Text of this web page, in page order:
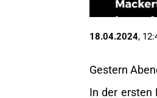
18.04.2024,
Gestern
In der ersten